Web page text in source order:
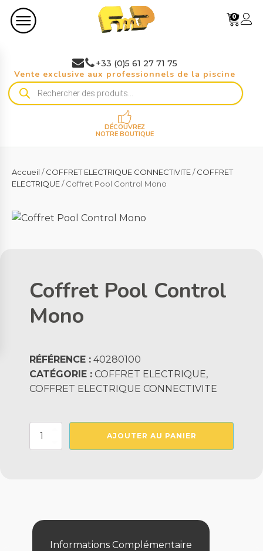
0
+33 (0)5 61 27 71 75
Vente exclusive aux professionnels de la piscine
Recherche
de
DÉCOUVREZ
NOTRE BOUTIQUE
Accueil /COFFRET ELECTRIQUE CONNECTIVITE/COFFRET
ELECTRIQUE/ Coffret Pool Control Mono
Coffret Pool Control
Mono
RÉFÉRENCE : 40280100
CATÉGORIE : COFFRET ELECTRIQUE,
COFFRET ELECTRIQUE CONNECTIVITE
quantité
AJOUTER AU PANIER
Informations Complémentaire